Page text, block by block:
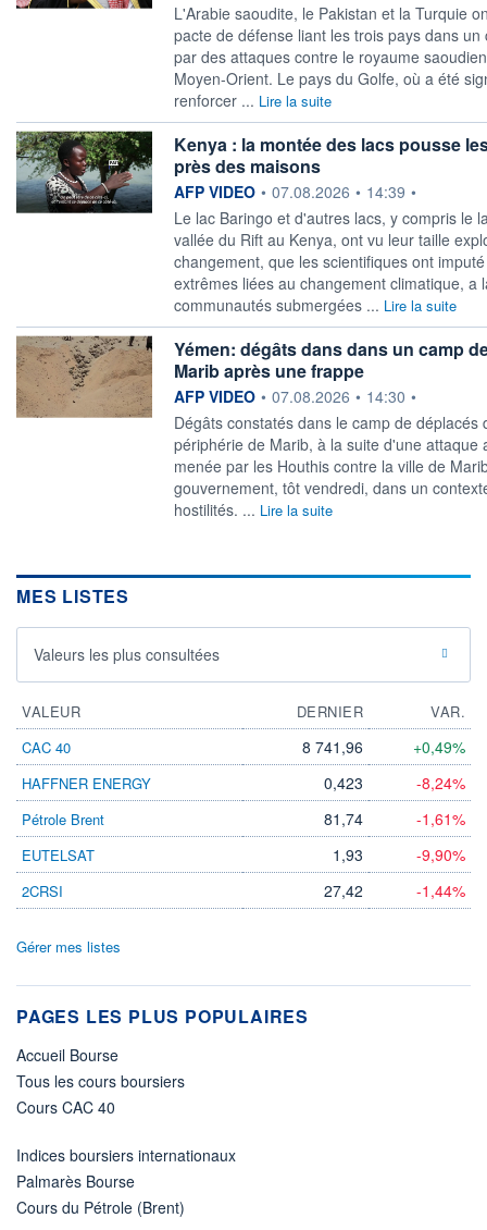
L'Arabie saoudite, le Pakistan et la Turquie
pacte de défense liant les trois pays dans
par des attaques contre le royaume
Moyen-Orient. Le pays du Golfe, où a été
renforcer ... Lire la suite
Kenya : la montée des lacs pousse
près des maisons
information fournie par
AFP VIDEO • 07.08.2026 • 14:39 •
Le lac Baringo et d'autres lacs, y compris le
vallée du Rift au Kenya, ont vu leur taille
changement, que les scientifiques ont
extrêmes liées au changement climatique, a
communautés submergées ... Lire la suite
Yémen: dégâts dans dans un camp
Marib après une frappe
information fournie par
AFP VIDEO • 07.08.2026 • 14:30 •
Dégâts constatés dans le camp de déplacés
périphérie de Marib, à la suite d'une attaque
menée par les Houthis contre la ville de
gouvernement, tôt vendredi, dans un
hostilités. ... Lire la suite
MES LISTES
Valeurs les plus consultées
VALEUR DERNIER
VAR.
CAC 40
8 741,96 +0,49%
HAFFNER ENERGY 0,423 -8,24%
Pétrole Brent 81,74 -1,61%
EUTELSAT 1,93 -9,90%
2CRSI 27,42 -1,44%
Gérer mes listes
PAGES LES PLUS POPULAIRES
Accueil Bourse
Tous les cours boursiers
Cours CAC 40
Indices boursiers internationaux
Palmarès Bourse
Cours du Pétrole (Brent)